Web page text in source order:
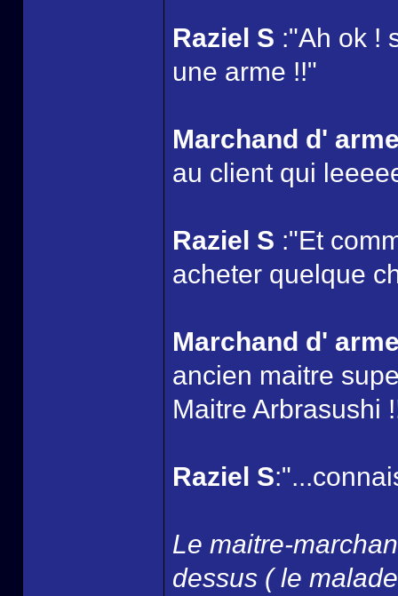
Raziel S :"Ah ok !
une arme !!"
Marchand d'
au client qui
Raziel S :"Et
acheter quelque
Marchand d'
ancien maitre
Maitre Arbrasushi
Raziel S
Le maitre-
dessus ( le